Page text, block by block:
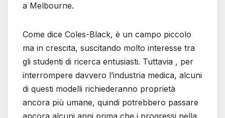
a Melbourne.
Come dice Coles-Black, è un campo piccolo
ma in crescita, suscitando molto interesse tra
gli studenti di ricerca entusiasti. Tuttavia , per
interrompere davvero l’industria medica, alcuni
di questi modelli richiederanno proprietà
ancora più umane, quindi potrebbero passare